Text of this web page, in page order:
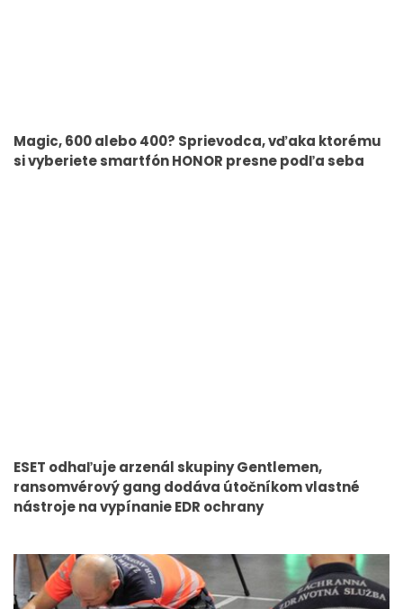
Magic, 600 alebo 400? Sprievodca, vďaka ktorému
si vyberiete smartfón HONOR presne podľa seba
ESET odhaľuje arzenál skupiny Gentlemen,
ransomvérový gang dodáva útočníkom vlastné
nástroje na vypínanie EDR ochrany